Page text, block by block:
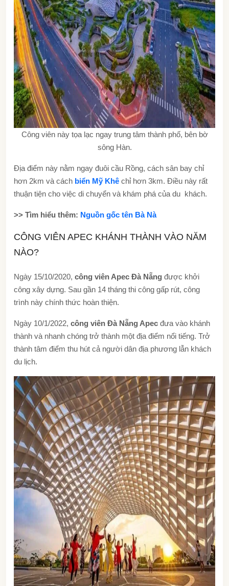
Công viên này tọa lạc ngay trung tâm thành phố, bên bờ
sông Hàn.
Địa điểm này nằm ngay đuôi cầu Rồng, cách sân bay chỉ
hơn 2km và cách biển Mỹ Khê chỉ hơn 3km. Điều này rất
thuận tiện cho việc di chuyển và khám phá của du khách.
>> Tìm hiểu thêm: Nguồn gốc tên Bà Nà
CÔNG VIÊN APEC KHÁNH THÀNH VÀO NĂM
NÀO?
Ngày 15/10/2020, công viên Apec Đà Nẵng được khởi
công xây dựng. Sau gần 14 tháng thi công gấp rút, công
trình này chính thức hoàn thiện.
Ngày 10/1/2022, công viên Đà Nẵng Apec đưa vào khánh
thành và nhanh chóng trở thành một địa điểm nổi tiếng. Trở
thành tâm điểm thu hút cả người dân địa phương lẫn khách
du lịch.